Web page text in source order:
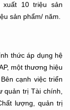
xuất 10 triệu sản
sản phẩm/ năm.
thức áp dụng hệ
một thương hiệu
cạnh việc triển
quản trị Tài chính,
lượng, quản trị